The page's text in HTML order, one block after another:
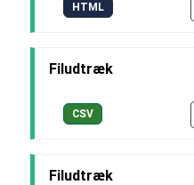
HTML
Filudtræk
CSV
Filudtræk